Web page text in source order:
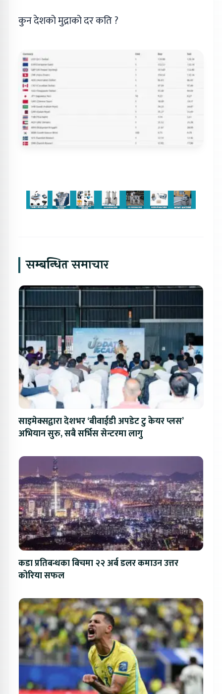
कुन देशको मुद्राको दर कति ?
सम्बन्धित समाचार
साइमेक्सद्वारा देशभर ‘बीवाईडी अपडेट टु केयर प्लस’
अभियान सुरु, सबै सर्भिस सेन्टरमा लागु
कडा प्रतिबन्धका बिचमा २२ अर्ब डलर कमाउन उत्तर
कोरिया सफल